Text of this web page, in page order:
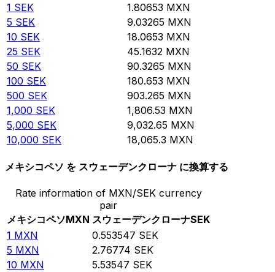
1 SEK 1.80653 MXN
5 SEK 9.03265 MXN
10 SEK 18.0653 MXN
25 SEK 45.1632 MXN
50 SEK 90.3265 MXN
100 SEK 180.653 MXN
500 SEK 903.265 MXN
1,000 SEK 1,806.53 MXN
5,000 SEK 9,032.65 MXN
10,000 SEK 18,065.3 MXN
メキシコペソ を スウェーデンクローナ に換算する
Rate information of MXN/SEK currency
pair
メキシコペソMXN スウェーデンクローナSEK
1 MXN 0.553547 SEK
5 MXN 2.76774 SEK
10 MXN 5.53547 SEK